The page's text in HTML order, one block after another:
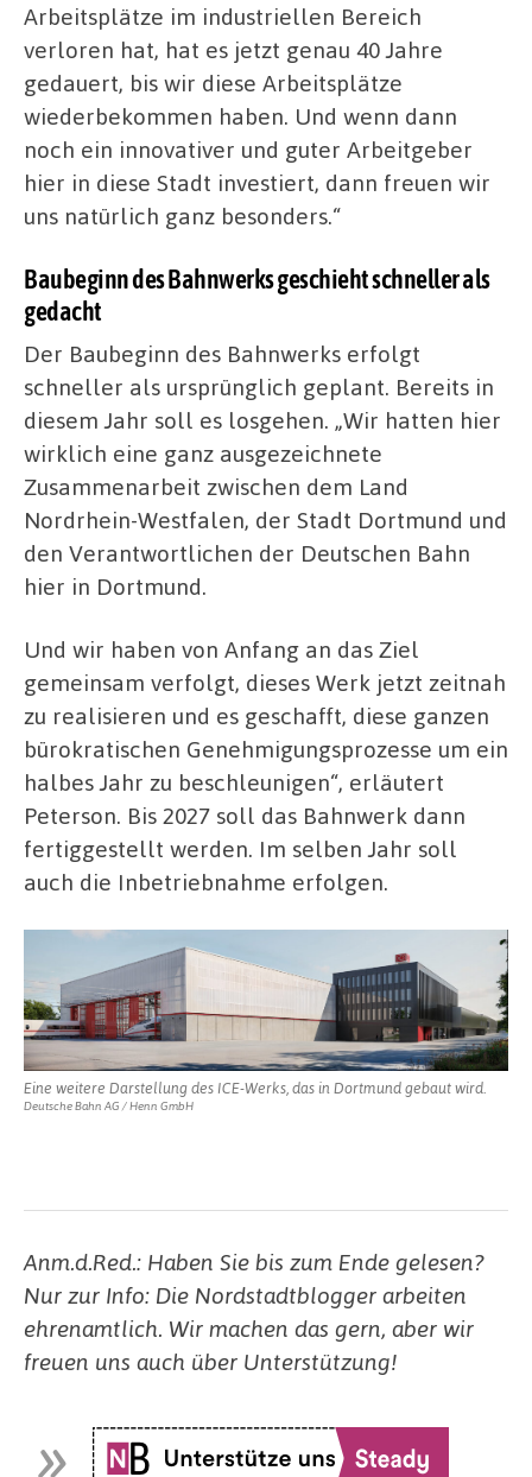
Arbeitsplätze im industriellen Bereich
verloren hat, hat es jetzt genau 40 Jahre
gedauert, bis wir diese Arbeitsplätze
wiederbekommen haben. Und wenn dann
noch ein innovativer und guter Arbeitgeber
hier in diese Stadt investiert, dann freuen wir
uns natürlich ganz besonders.“
Baubeginn des Bahnwerks geschieht schneller als
gedacht
Der Baubeginn des Bahnwerks erfolgt
schneller als ursprünglich geplant. Bereits in
diesem Jahr soll es losgehen. „Wir hatten hier
wirklich eine ganz ausgezeichnete
Zusammenarbeit zwischen dem Land
Nordrhein-Westfalen, der Stadt Dortmund und
den Verantwortlichen der Deutschen Bahn
hier in Dortmund.
Und wir haben von Anfang an das Ziel
gemeinsam verfolgt, dieses Werk jetzt zeitnah
zu realisieren und es geschafft, diese ganzen
bürokratischen Genehmigungsprozesse um ein
halbes Jahr zu beschleunigen“, erläutert
Peterson. Bis 2027 soll das Bahnwerk dann
fertiggestellt werden. Im selben Jahr soll
auch die Inbetriebnahme erfolgen.
Eine weitere Darstellung des ICE-Werks, das in Dortmund gebaut wird.
Deutsche Bahn AG / Henn GmbH
Anm.d.Red.: Haben Sie bis zum Ende gelesen?
Nur zur Info: Die Nordstadtblogger arbeiten
ehrenamtlich. Wir machen das gern, aber wir
freuen uns auch über Unterstützung!